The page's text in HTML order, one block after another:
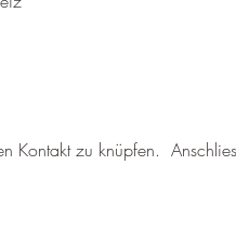
Kontakt zu knüpfen.